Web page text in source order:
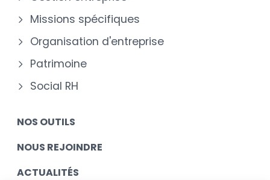
Missions spécifiques
Organisation d'entreprise
Patrimoine
Social RH
NOS OUTILS
NOUS REJOINDRE
ACTUALITÉS